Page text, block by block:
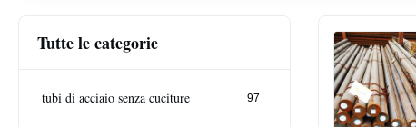
Tutte le categorie
tubi di acciaio senza cuciture 97